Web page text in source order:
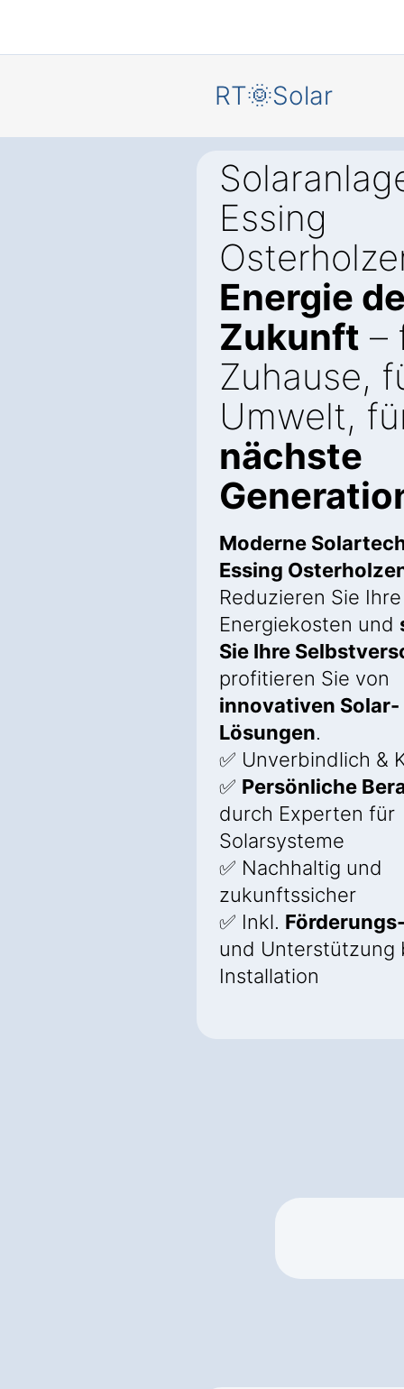
RT🌞Solar
Essing
Energie
Zukunft –
Zuhause,
Umwelt,
nächste
Moderne
Essing
Reduzieren Sie Ihre
Energiekosten und
Sie Ihre
profitieren Sie von
innovativen Solar-
Lösungen.
✅ Unverbindlich &
✅ Persönliche
durch Experten für
Solarsysteme
✅ Nachhaltig und
zukunftssicher
✅ Inkl.
und Unterstützung
Installation